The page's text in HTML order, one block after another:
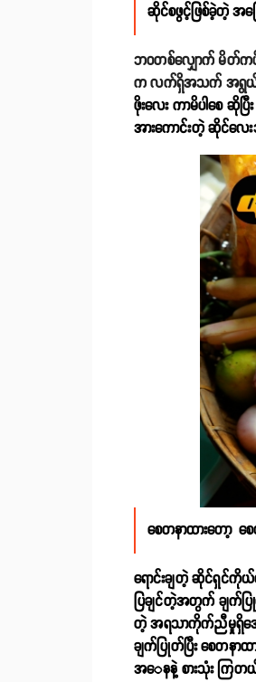
ဆိုင်စဖွင့်ဖြစ်ခဲ့တဲ့ အက
ဘ၀တစ်လျှောက် မိတ်က
က လက်ရှိအသက် အရွယ်
ဖိုးလေး ကာမိပါစေ ဆိုပ
အားကောင်းတဲ့ ဆိုင်လေ
စေတနာထားတော့ စ
ရောင်းချတဲ့ ဆိုင်ရှင်ကို
ပြချင်တဲ့အတွက် ချက်ပြု
တဲ့ အရသာကိုက်ညီမှုရှိအော
ချက်ပြုတ်ပြီး စေတနာ
အ‌ေန‌နဲ့ စားသုံး ကြ